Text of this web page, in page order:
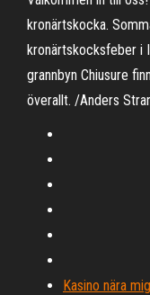
kronärtskocka.
kronärtskocksfeber i
grannbyn Chiusure
överallt. /Anders
Kasino nära